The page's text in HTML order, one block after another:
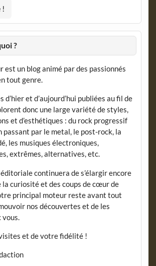
?
est un blog animé par des passionnés
tout genre.
d’hier et d’aujourd’hui publiées au fil de
donc une large variété de styles,
et d’esthétiques : du rock progressif
passant par le metal, le post-rock, la
les musiques électroniques,
extrêmes, alternatives, etc.
continuera de s’élargir encore
la curiosité et des coups de cœur de
principal moteur reste avant tout
nos découvertes et de les
vous.
et de votre fidélité !